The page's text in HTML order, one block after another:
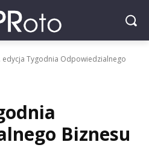
edycja Tygodnia Odpowiedzialnego
Biznesu